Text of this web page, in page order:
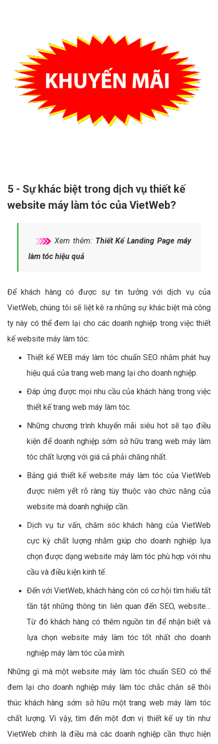
5 - Sự khác biệt trong dịch vụ thiết kế
website máy làm tóc của VietWeb?
Xem thêm: Thiết Kế Landing Page máy
làm tóc hiệu quả
Để khách hàng có được sự tin tưởng với dịch vụ của
VietWeb, chúng tôi sẽ liệt kê ra những sự khác biệt mà công
ty này có thể đem lại cho các doanh nghiệp trong việc thiết
kế website máy làm tóc:
Thiết kế WEB máy làm tóc chuẩn SEO nhằm phát huy
hiệu quả của trang web mang lại cho doanh nghiệp.
Đáp ứng được mọi nhu cầu của khách hàng trong việc
thiết kế trang web máy làm tóc.
Những chương trình khuyến mãi siêu hot sẽ tạo điều
kiện để doanh nghiệp sớm sở hữu trang web máy làm
tóc chất lượng với giá cả phải chăng nhất.
Bảng giá thiết kế website máy làm tóc của VietWeb
được niêm yết rõ ràng tùy thuộc vào chức năng của
website mà doanh nghiệp cần.
Dịch vụ tư vấn, chăm sóc khách hàng của VietWeb
cực kỳ chất lượng nhằm giúp cho doanh nghiệp lựa
chọn được dạng website máy làm tóc phù hợp với nhu
cầu và điều kiện kinh tế.
Đến với VietWeb, khách hàng còn có cơ hội tìm hiểu tất
tần tật những thông tin liên quan đến SEO, website…
Từ đó khách hàng có thêm nguồn tin để nhận biết và
lựa chọn website máy làm tóc tốt nhất cho doanh
nghiệp máy làm tóc của mình.
Những gì mà một website máy làm tóc chuẩn SEO có thể
đem lại cho doanh nghiệp máy làm tóc chắc chắn sẽ thôi
thúc khách hàng sớm sở hữu một trang web máy làm tóc
chất lượng. Vì vậy, tìm đến một đơn vị thiết kế uy tín như
VietWeb chính là điều mà các doanh nghiệp cần thực hiện